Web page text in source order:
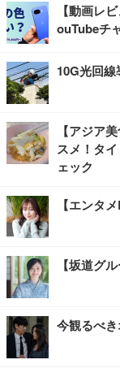
【動画レ
ouTubeチ
10G光回
【アジア
スメ！タ
ェック
【エンタ
【坂道グ
今観るべき